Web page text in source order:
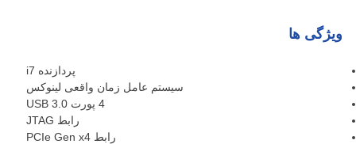
ویژگی ها
پردازنده i7
سیستم عامل زمان واقعی لینوکس
4 پورت USB 3.0
رابط JTAG
رابط PCIe Gen x4